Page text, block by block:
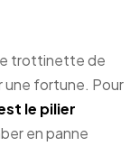
trottinette de
une fortune. Pour
le pilier
en panne